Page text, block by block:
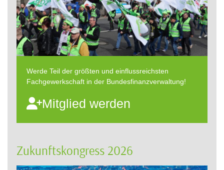
Werde Teil der größten und einflussreichsten
Fachgewerkschaft in der Bundesfinanzverwaltung!
Mitglied werden
Zukunftskongress 2026